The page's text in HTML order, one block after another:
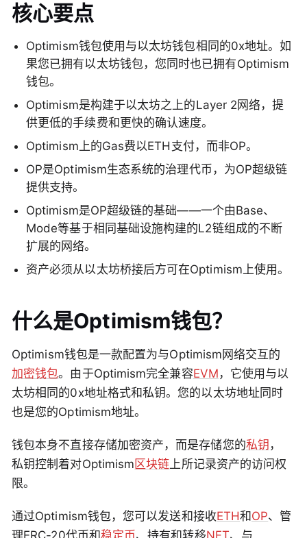
核心要点
Optimism钱包使用与以太坊钱包相同的0x地址。如
果您已拥有以太坊钱包，您同时也已拥有Optimism
钱包。
Optimism是构建于以太坊之上的Layer 2网络，提
供更低的手续费和更快的确认速度。
Optimism上的Gas费以ETH支付，而非OP。
OP是Optimism生态系统的治理代币，为OP超级链
提供支持。
Optimism是OP超级链的基础——一个由Base、
Mode等基于相同基础设施构建的L2链组成的不断
扩展的网络。
资产必须从以太坊桥接后方可在Optimism上使用。
什么是Optimism钱包？
Optimism钱包是一款配置为与Optimism网络交互的
加密钱包。由于Optimism完全兼容EVM ，它使用与以
太坊相同的0x地址格式和私钥。您的以太坊地址同时
也是您的Optimism地址。
钱包本身不直接存储加密资产，而是存储您的私钥 ，
私钥控制着对Optimism 区块链上所记录资产的访问权
限。
通过Optimism钱包，您可以发送和接收ETH和 OP、管